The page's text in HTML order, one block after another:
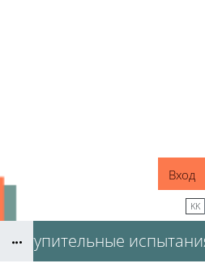
Вход
KK
Вступительные